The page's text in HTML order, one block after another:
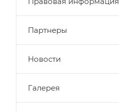
Партнеры
Новости
Галерея